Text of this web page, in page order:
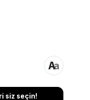
siz seçin!